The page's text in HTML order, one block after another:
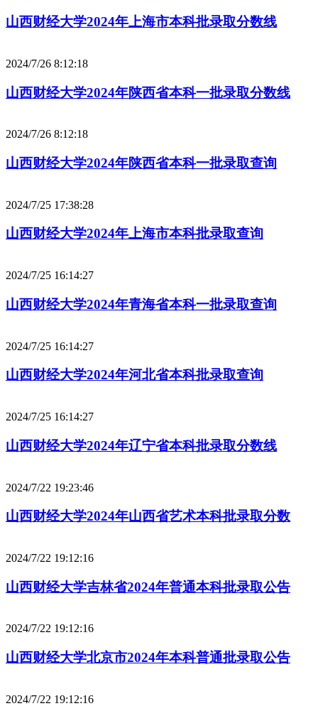
山西财经大学2024年上海市本科批录取分数线
2024/7/26 8:12:18
山西财经大学2024年陕西省本科一批录取分数线
2024/7/26 8:12:18
山西财经大学2024年陕西省本科一批录取查询
2024/7/25 17:38:28
山西财经大学2024年上海市本科批录取查询
2024/7/25 16:14:27
山西财经大学2024年青海省本科一批录取查询
2024/7/25 16:14:27
山西财经大学2024年河北省本科批录取查询
2024/7/25 16:14:27
山西财经大学2024年辽宁省本科批录取分数线
2024/7/22 19:23:46
山西财经大学2024年山西省艺术本科批录取分数
2024/7/22 19:12:16
山西财经大学吉林省2024年普通本科批录取公告
2024/7/22 19:12:16
山西财经大学北京市2024年本科普通批录取公告
2024/7/22 19:12:16